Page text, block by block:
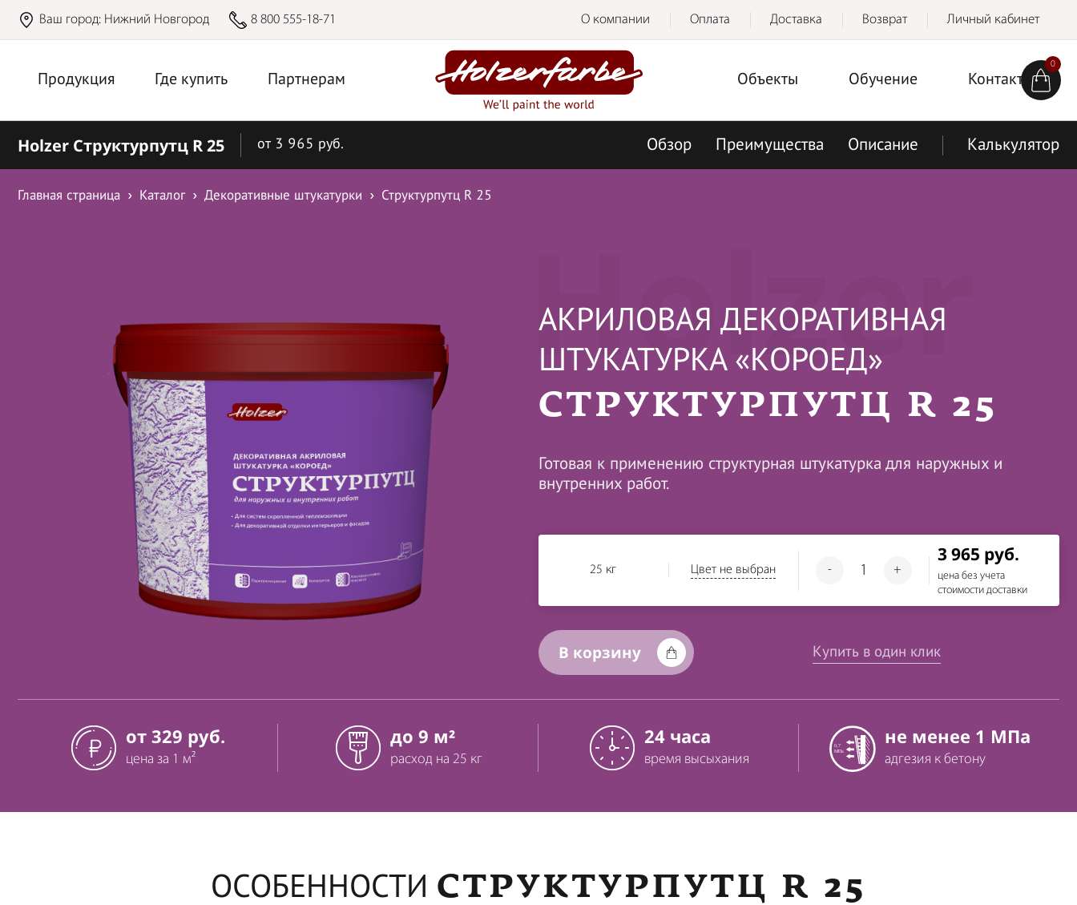
Ваш город: Нижний Новгород 8 800 555-18-71 О компании Оплата Доставка Возврат Личный кабинет
Продукция Где купить Партнерам Объекты Обучение Контакты
Holzer Структурпутц R 25 от 3 965 руб. Обзор Преимущества Описание Калькулятор
Главная страница Каталог Декоративные штукатурки Структурпутц R 25
Holzer
АКРИЛОВАЯ ДЕКОРАТИВНАЯ
ШТУКАТУРКА «КОРОЕД»
СТРУКТУРПУТЦ R 25
Готовая к применению структурная штукатурка для наружных и
внутренних работ.
25 кг Цвет не выбран - +
3 965 руб.
цена без учета
стоимости доставки
В корзину Купить в один клик
от 329 руб.
цена за 1 м²
до 9 м²
расход на 25 кг
24 часа
время высыхания
не менее 1 МПа
адгезия к бетону
ОСОБЕННОСТИ СТРУКТУРПУТЦ R 25
0